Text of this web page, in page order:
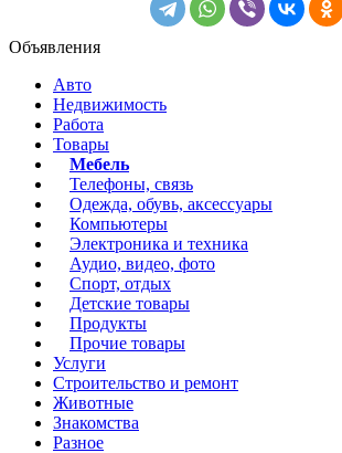
Объявления
Авто
Недвижимость
Работа
Товары
Мебель
Телефоны, связь
Одежда, обувь, аксессуары
Компьютеры
Электроника и техника
Аудио, видео, фото
Спорт, отдых
Детские товары
Продукты
Прочие товары
Услуги
Строительство и ремонт
Животные
Знакомства
Разное